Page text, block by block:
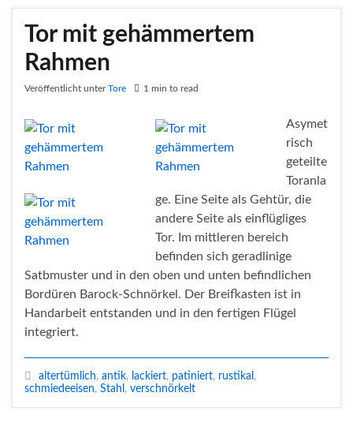
Tor mit gehämmertem
Rahmen
Veröffentlicht unterTore 1 min to read
Asymet
risch
geteilte
Toranla
ge. Eine Seite als Gehtür, die
andere Seite als einflügliges
Tor. Im mittleren bereich
befinden sich geradlinige
Satbmuster und in den oben und unten befindlichen
Bordüren Barock-Schnörkel. Der Breifkasten ist in
Handarbeit entstanden und in den fertigen Flügel
integriert.
altertümlich, antik, lackiert, patiniert, rustikal ,
schmiedeeisen, Stahl , verschnörkelt